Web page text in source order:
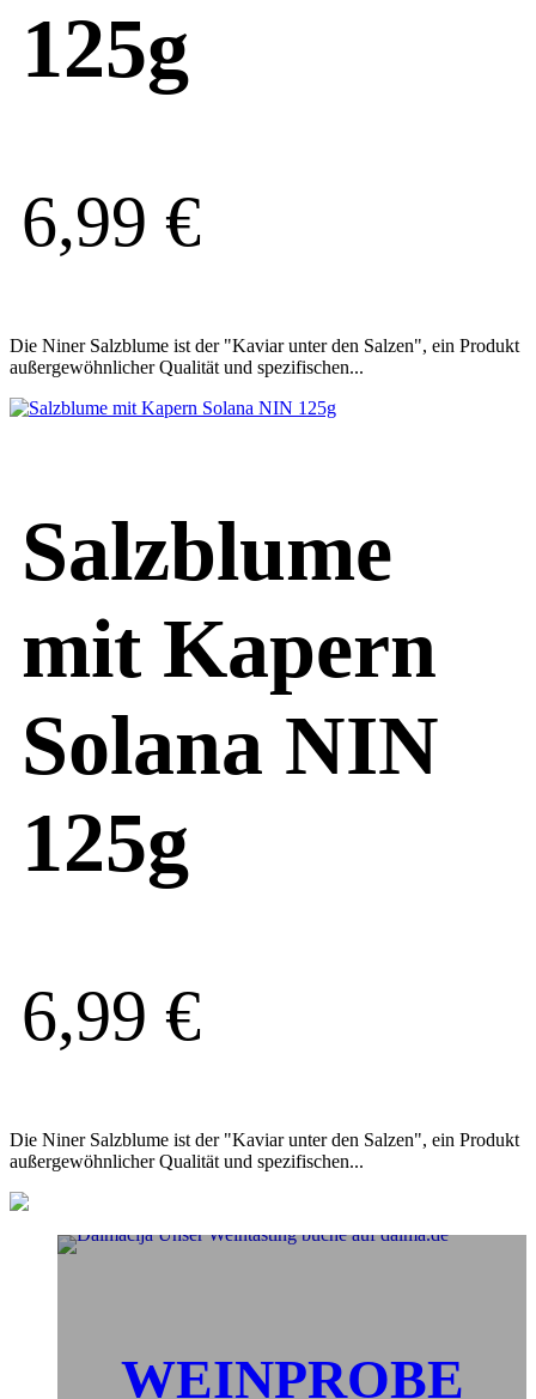
125g
6,99 €
Die Niner Salzblume ist der "Kaviar unter den Salzen", ein Produkt
außergewöhnlicher Qualität und spezifischen...
Salzblume
mit Kapern
Solana NIN
125g
6,99 €
Die Niner Salzblume ist der "Kaviar unter den Salzen", ein Produkt
außergewöhnlicher Qualität und spezifischen...
WEINPROBE